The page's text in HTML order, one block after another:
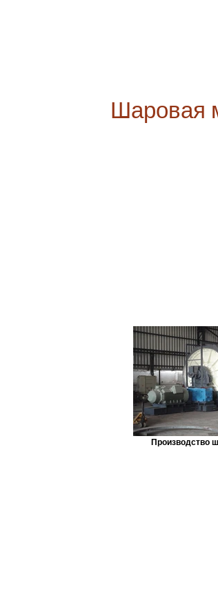
Шаровая
Производство